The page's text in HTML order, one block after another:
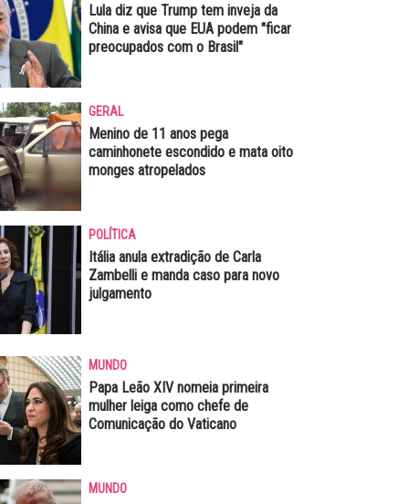
Lula diz que Trump tem inveja da
China e avisa que EUA podem "ficar
preocupados com o Brasil"
GERAL
Menino de 11 anos pega
caminhonete escondido e mata oito
monges atropelados
POLÍTICA
Itália anula extradição de Carla
Zambelli e manda caso para novo
julgamento
MUNDO
Papa Leão XIV nomeia primeira
mulher leiga como chefe de
Comunicação do Vaticano
MUNDO